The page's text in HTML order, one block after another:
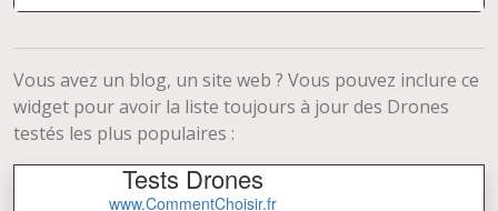
Vous avez un blog, un site web ? Vous pouvez inclure ce
widget pour avoir la liste toujours à jour des Drones
testés les plus populaires :